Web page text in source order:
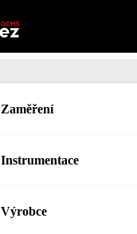
Zaměření
Instrumentace
Výrobce